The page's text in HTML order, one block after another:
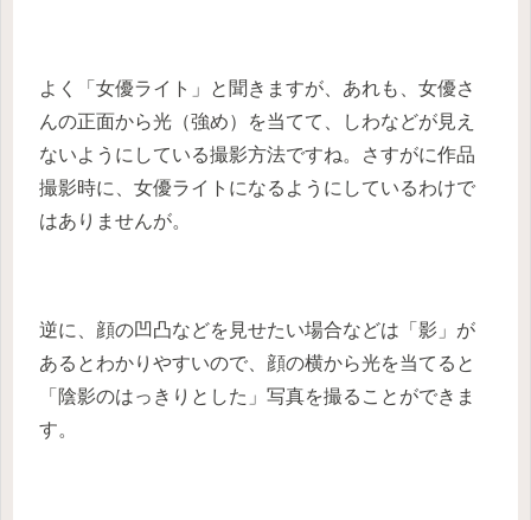
よく「女優ライト」と聞きますが、あれも、女優さ
んの正面から光（強め）を当てて、しわなどが見え
ないようにしている撮影方法ですね。さすがに作品
撮影時に、女優ライトになるようにしているわけで
はありませんが。
逆に、顔の凹凸などを見せたい場合などは「影」が
あるとわかりやすいので、顔の横から光を当てると
「陰影のはっきりとした」写真を撮ることができま
す。